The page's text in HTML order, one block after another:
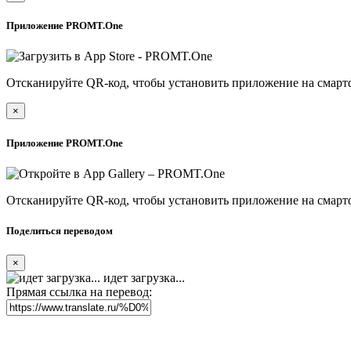
Приложение PROMT.One
Отсканируйте QR-код, чтобы установить приложение на
×
Приложение PROMT.One
Отсканируйте QR-код, чтобы установить приложение на
Поделиться переводом
×
идет загрузка...
Прямая ссылка на перевод: